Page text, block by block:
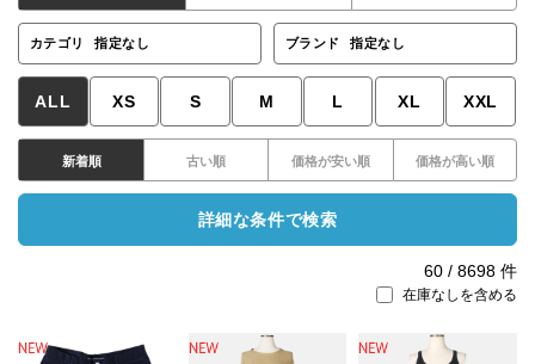
カテゴリ 指定なし ブランド 指定なし
ALL XS S M L XL XXL
新着順 古い順 価格が安い順 価格が高い順
詳細な条件で検索
60 / 8698 件
在庫なしを含める